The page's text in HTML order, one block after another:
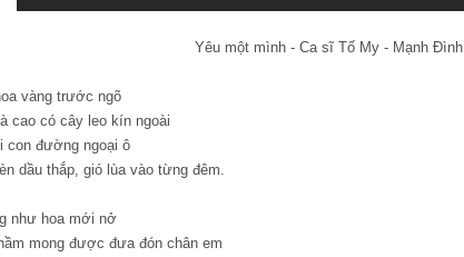
Yêu một mình - Ca sĩ Tố My - Mạnh Đình
vàng trước ngõ
cao có cây leo kín ngoài
con đường ngoại ô
dầu thắp, gió lùa vào từng đêm.
như hoa mới nở
mong được đưa đón chân em